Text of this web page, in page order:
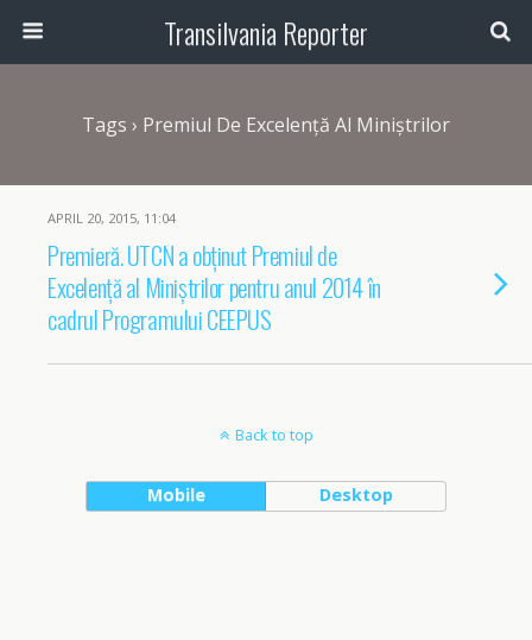
Transilvania Reporter
Tags › Premiul De Excelență Al Miniștrilor
APRIL 20, 2015, 11:04
Premieră. UTCN a obținut Premiul de
Excelență al Miniștrilor pentru anul 2014 în
cadrul Programului CEEPUS
Back to top
Mobile Desktop